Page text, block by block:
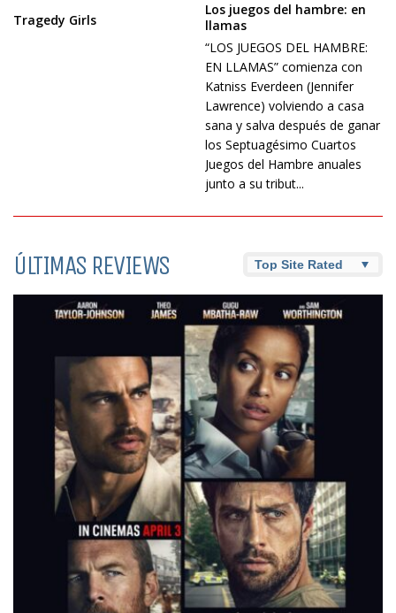
Tragedy Girls
Los juegos del hambre: en
llamas
“LOS JUEGOS DEL HAMBRE:
EN LLAMAS” comienza con
Katniss Everdeen (Jennifer
Lawrence) volviendo a casa
sana y salva después de ganar
los Septuagésimo Cuartos
Juegos del Hambre anuales
junto a su tribut...
ÚLTIMAS REVIEWS